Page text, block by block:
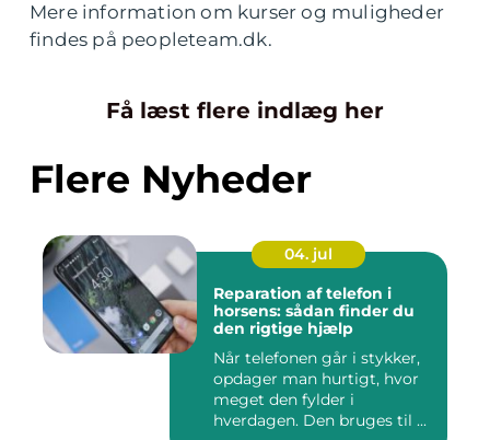
Mere information om kurser og muligheder
findes på peopleteam.dk.
Få læst flere indlæg her
Flere Nyheder
04. jul
Reparation af telefon i
horsens: sådan finder du
den rigtige hjælp
Når telefonen går i stykker,
opdager man hurtigt, hvor
meget den fylder i
hverdagen. Den bruges til ...